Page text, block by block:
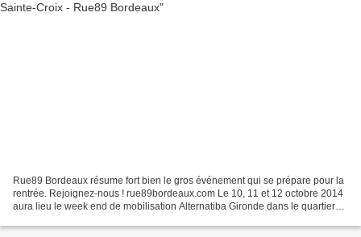
Rue89 Bordeaux résume fort bien le gros événement qui se prépare pour la
rentrée. Rejoignez-nous ! rue89bordeaux.com Le 10, 11 et 12 octobre 2014
aura lieu le week end de mobilisation Alternatiba Gironde dans le quartier